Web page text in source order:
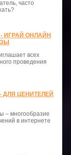
часто
ИГРАЙ ОНЛАЙН
всех
проведения
ДЛЯ ЦЕНИТЕЛЕЙ
– многообразие
в интернете